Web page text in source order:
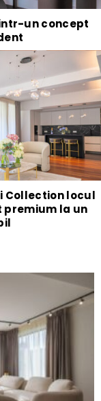
un concept
Collection locul
premium la un